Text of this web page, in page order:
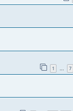
1 7